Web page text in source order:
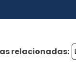
relacionadas: